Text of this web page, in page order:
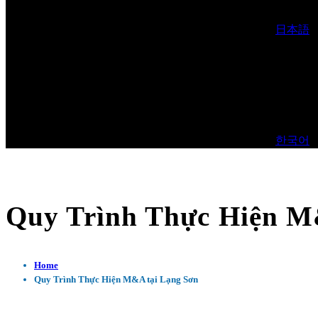
日本語
한국어
Quy Trình Thực Hiện
Home
Quy Trình Thực Hiện M&A tại Lạng Sơn